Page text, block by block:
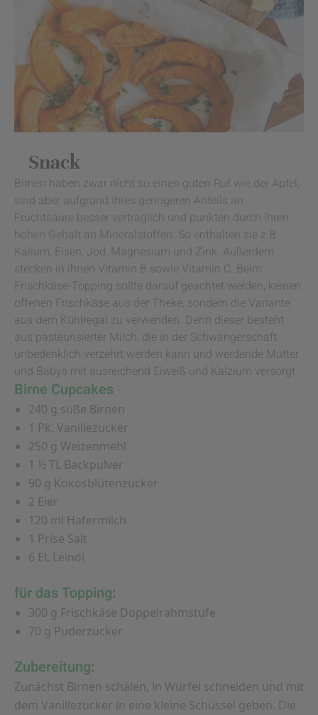
Snack
Birnen haben zwar nicht so einen guten Ruf wie der Apfel,
sind aber aufgrund ihres geringeren Anteils an
Fruchtsäure besser verträglich und punkten durch ihren
hohen Gehalt an Mineralstoffen. So enthalten sie z.B.
Kalium, Eisen, Jod, Magnesium und Zink. Außerdem
stecken in ihnen Vitamin B sowie Vitamin C. Beim
Frischkäse-Topping sollte darauf geachtet werden, keinen
offenen Frischkäse aus der Theke, sondern die Variante
aus dem Kühlregal zu verwenden. Denn dieser besteht
aus pasteurisierter Milch, die in der Schwangerschaft
unbedenklich verzehrt werden kann und werdende Mutter
und Babys mit ausreichend Eiweiß und Kalzium versorgt.
Birne Cupcakes
240 g süße Birnen
1 Pk. Vanillezucker
250 g Weizenmehl
1 ½ TL Backpulver
90 g Kokosblütenzucker
2 Eier
120 ml Hafermilch
1 Prise Salt
6 EL Leinöl
für das Topping:
300 g Frischkäse Doppelrahmstufe
70 g Puderzucker
Zubereitung:
Zunächst Birnen schälen, in Würfel schneiden und mit
dem Vanillezucker in eine kleine Schüssel geben. Die